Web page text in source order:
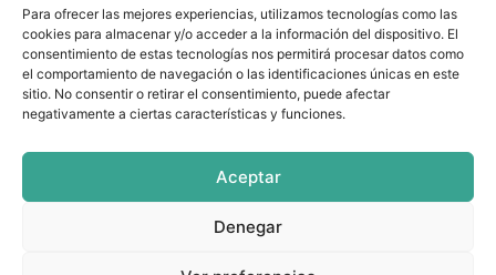
Para ofrecer las mejores experiencias, utilizamos tecnologías como las
cookies para almacenar y/o acceder a la información del dispositivo. El
consentimiento de estas tecnologías nos permitirá procesar datos como
el comportamiento de navegación o las identificaciones únicas en este
sitio. No consentir o retirar el consentimiento, puede afectar
negativamente a ciertas características y funciones.
Aceptar
Denegar
que necesitas saber sobre noticias, novedades, tecnologías y
aplicaciones que te ayudaran a ser un mejor Djs.
SÍGUENOS
EQUIPAMIENTO EVENTOS